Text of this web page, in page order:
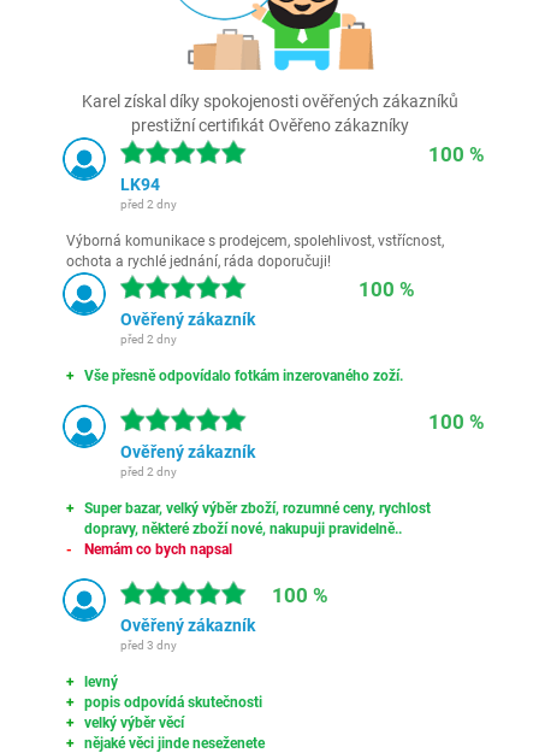
Karel získal díky spokojenosti ověřených zákazníků
prestižní certifikát Ověřeno zákazníky
100 %
LK94
před 2 dny
Výborná komunikace s prodejcem, spolehlivost, vstřícnost,
ochota a rychlé jednání, ráda doporučuji!
100 %
Ověřený zákazník
před 2 dny
Vše přesně odpovídalo fotkám inzerovaného zoží.
100 %
Ověřený zákazník
před 2 dny
Super bazar, velký výběr zboží, rozumné ceny, rychlost
dopravy, některé zboží nové, nakupuji pravidelně..
Nemám co bych napsal
100 %
Ověřený zákazník
před 3 dny
levný
popis odpovídá skutečnosti
velký výběr věcí
nějaké věci jinde neseženete